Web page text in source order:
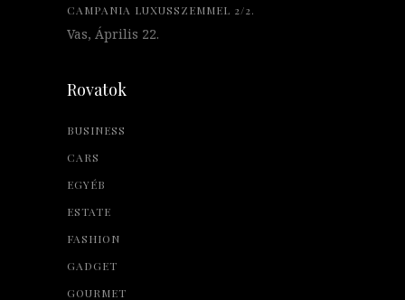
CAMPANIA LUXUSSZEMMEL 2/2.
Vas, Április 22.
Rovatok
BUSINESS
CARS
EGYÉB
ESTATE
FASHION
GADGET
GOURMET